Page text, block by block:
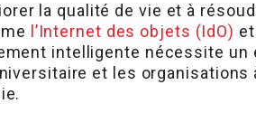
la qualité de vie et à
l’Internet des objets (IdO)
intelligente nécessite
et les